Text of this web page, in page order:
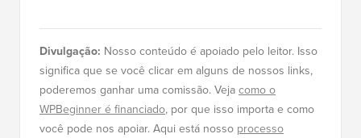
Divulgação: Nosso conteúdo é apoiado pelo leitor. Isso
significa que se você clicar em alguns de nossos links,
poderemos ganhar uma comissão. Vejacomo o
WPBeginner é financiado, por que isso importa e como
você pode nos apoiar. Aqui está nosso processo